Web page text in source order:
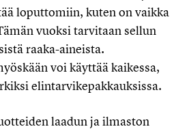
loputtomiin, kuten on vaikka
vuoksi tarvitaan sellun
raaka-aineista.
voi käyttää kaikessa,
elintarvikepakkauksissa.
laadun ja ilmaston